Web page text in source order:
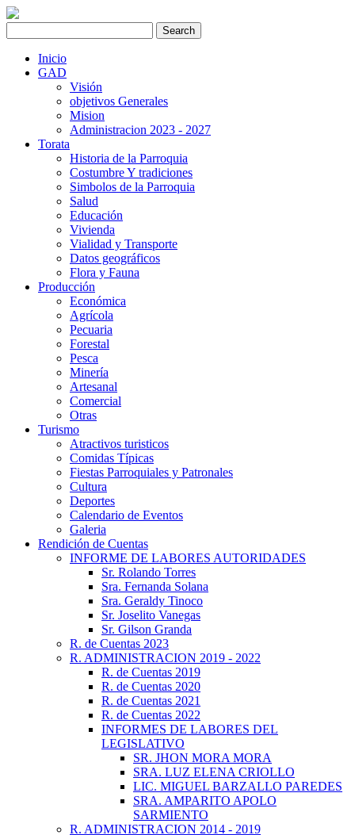
Inicio
GAD
Visión
objetivos Generales
Mision
Administracion 2023 - 2027
Torata
Historia de la Parroquia
Costumbre Y tradiciones
Simbolos de la Parroquia
Salud
Educación
Vivienda
Vialidad y Transporte
Datos geográficos
Flora y Fauna
Producción
Económica
Agrícola
Pecuaria
Forestal
Pesca
Minería
Artesanal
Comercial
Otras
Turismo
Atractivos turisticos
Comidas Típicas
Fiestas Parroquiales y Patronales
Cultura
Deportes
Calendario de Eventos
Galeria
Rendición de Cuentas
INFORME DE LABORES AUTORIDADES
Sr. Rolando Torres
Sra. Fernanda Solana
Sra. Geraldy Tinoco
Sr. Joselito Vanegas
Sr. Gilson Granda
R. de Cuentas 2023
R. ADMINISTRACION 2019 - 2022
R. de Cuentas 2019
R. de Cuentas 2020
R. de Cuentas 2021
R. de Cuentas 2022
INFORMES DE LABORES DEL
LEGISLATIVO
SR. JHON MORA MORA
SRA. LUZ ELENA CRIOLLO
LIC. MIGUEL BARZALLO PAREDES
SRA. AMPARITO APOLO
SARMIENTO
R. ADMINISTRACION 2014 - 2019